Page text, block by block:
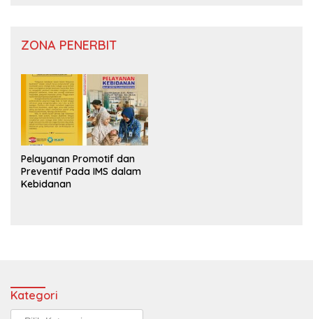
ZONA PENERBIT
Pelayanan Promotif dan
Preventif Pada IMS dalam
Kebidanan
Kategori
Kategori